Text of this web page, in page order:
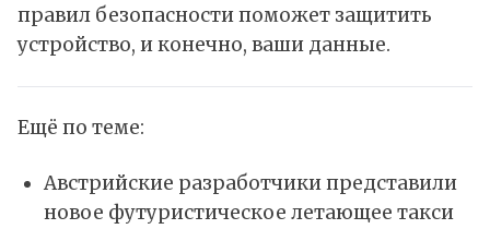
правил безопасности поможет защитить
устройство, и конечно, ваши данные.
Ещё по теме:
Австрийские разработчики представили
новое футуристическое летающее такси